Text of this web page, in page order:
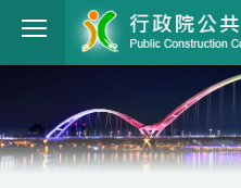
跳到主要內容